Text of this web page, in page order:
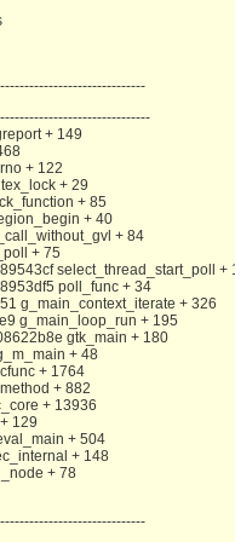
+ 149
+ 122
+ 29
+ 85
+ 40
+ 84
+ 75
select_thread_start_poll +
poll_func + 34
g_main_context_iterate + 326
g_main_loop_run + 195
gtk_main + 180
+ 48
+ 1764
+ 882
+ 13936
129
+ 504
+ 148
+ 78